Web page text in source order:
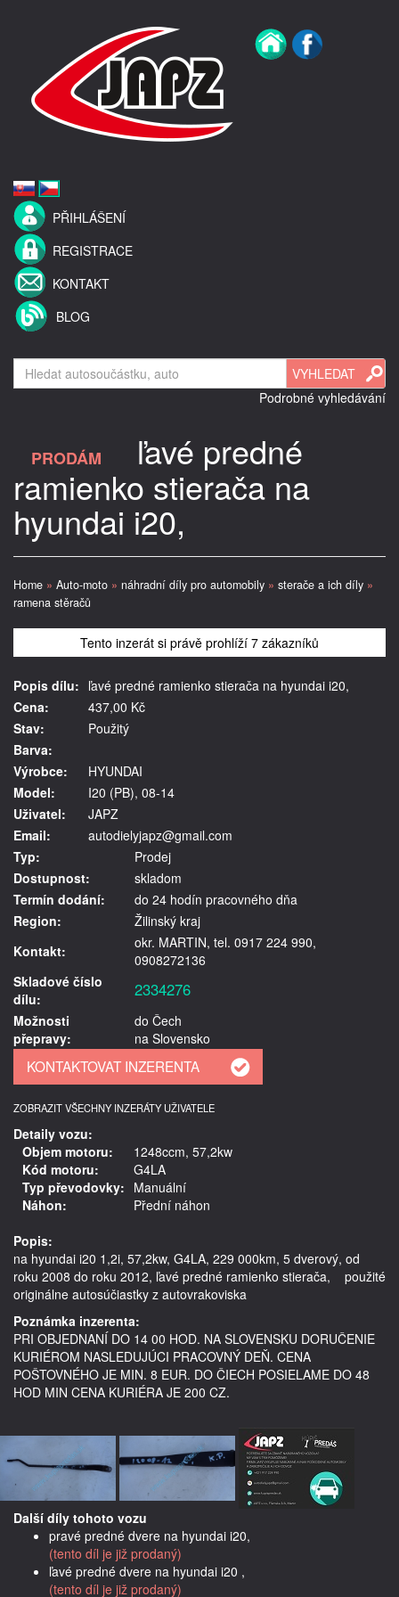
PŘIHLÁŠENÍ
REGISTRACE
KONTAKT
BLOG
Podrobné vyhledávání
PRODÁM ľavé predné
ramienko stierača na
hyundai i20,
Home » Auto-moto » náhradní díly pro automobily » sterače a ich díly »
ramena stěračů
Tento inzerát si právě prohlíží 7 zákazníků
Popis dílu: ľavé predné ramienko stierača na hyundai i20,
Cena:
437,00 Kč
Stav:
Použitý
Barva:
Výrobce:
HYUNDAI
Model:
I20 (PB), 08-14
Uživatel:
JAPZ
Email:
autodielyjapz@gmail.com
Typ:
Prodej
Dostupnost:
skladom
Termín dodání:
do 24 hodín pracovného dňa
Region:
Žilinský kraj
Kontakt:
okr. MARTIN, tel. 0917 224 990,
0908272136
Skladové číslo
dílu:
2334276
Možnosti
přepravy:
do Čech
na Slovensko
ZOBRAZIT VŠECHNY INZERÁTY UŽIVATELE
Detaily vozu:
Objem motoru:
1248ccm, 57,2kw
Kód motoru:
G4LA
Typ převodovky: Manuální
Náhon:
Přední náhon
Popis:
na hyundai i20 1,2i, 57,2kw, G4LA, 229 000km, 5 dverový, od
roku 2008 do roku 2012, ľavé predné ramienko stierača,    použité
Poznámka inzerenta:
PRI OBJEDNANÍ DO 14 00 HOD. NA SLOVENSKU DORUČENIE
KURIÉROM NASLEDUJÚCI PRACOVNÝ DEŇ. CENA
POŠTOVNÉHO JE MIN. 8 EUR. DO ČIECH POSIELAME DO 48
HOD MIN CENA KURIÉRA JE 200 CZ.
Další díly tohoto vozu
pravé predné dvere na hyundai i20,
(tento díl je již prodaný)
ľavé predné dvere na hyundai i20 ,
(tento díl je již prodaný)